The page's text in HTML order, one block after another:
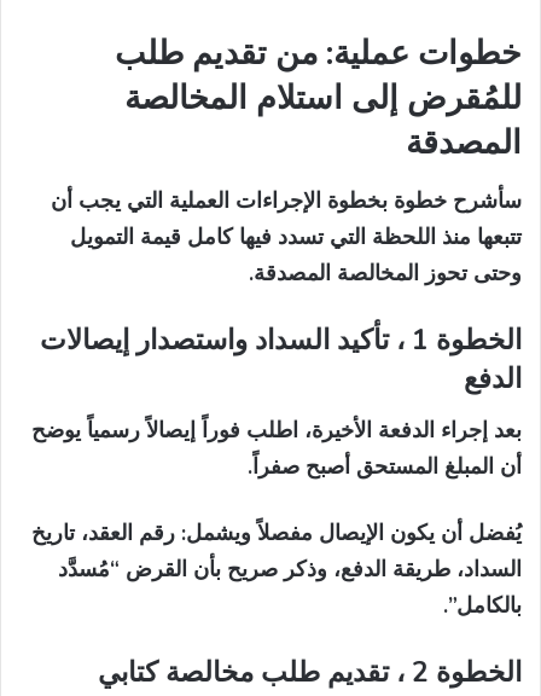
خطوات عملية: من تقديم طلب
للمُقرض إلى استلام المخالصة
المصدقة
سأشرح خطوة بخطوة الإجراءات العملية التي يجب أن
تتبعها منذ اللحظة التي تسدد فيها كامل قيمة التمويل
وحتى تحوز المخالصة المصدقة.
الخطوة 1 ، تأكيد السداد واستصدار إيصالات
الدفع
بعد إجراء الدفعة الأخيرة، اطلب فوراً إيصالاً رسمياً يوضح
أن المبلغ المستحق أصبح صفراً.
يُفضل أن يكون الإيصال مفصلاً ويشمل: رقم العقد، تاريخ
السداد، طريقة الدفع، وذكر صريح بأن القرض “مُسدَّد
بالكامل”.
الخطوة 2 ، تقديم طلب مخالصة كتابي